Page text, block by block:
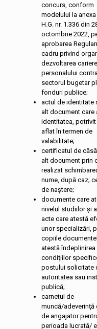
concurs, conform
modelului la anexa
H.G. nr. 1.336 din
octombrie 2022,
aprobarea
cadru privind
dezvoltarea
personalului
sectorul bugetar
fonduri publice;
actul de identitate
alt document care
identitatea, potrivit
aflat în termen de
valabilitate;
certificatul de
alt document prin
realizat
nume, după caz;
de naștere;
documente care
nivelul studiilor şi
acte care atestă
unor specializări,
copiile
atestă îndeplinirea
condiţiilor
postului solicitate
autoritatea sau
publică;
carnetul de
muncă/adeverinţă
de angajator
perioada lucrată/